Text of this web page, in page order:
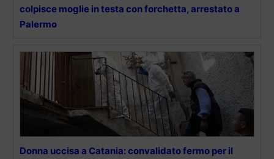
colpisce moglie in testa con forchetta, arrestato a
Palermo
Donna uccisa a Catania: convalidato fermo per il